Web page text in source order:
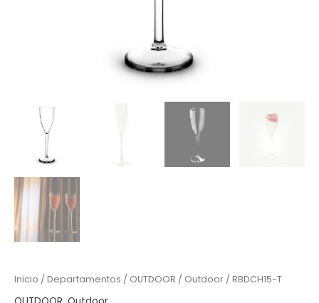
Inicio / Departamentos / OUTDOOR / Outdoor / RBDCH15-T